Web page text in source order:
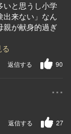
いと思うし小学
出来ない」なん
親が献身的過ぎ
90
返信する
...
27
返信する